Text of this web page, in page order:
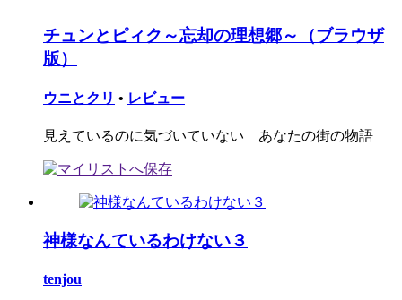
チュンとピィク～忘却の理想郷～（ブラウザ
版）
ウニとクリ • レビュー
見えているのに気づいていない あなたの街の物語
神様なんているわけない３
tenjou